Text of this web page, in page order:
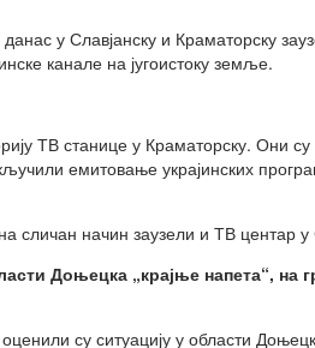
у Славјанску и Краматорску
канале на југоистоку земље.
ТВ станице у Краматорску. Они
емитовање украјинских
сличан начин заузели и ТВ центар у
Доњецка „крајње напета“, на
су ситуацију у области